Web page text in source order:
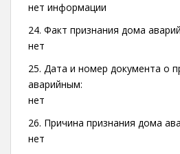
нет информации
24. Факт признания дома
нет
25. Дата и номер документа о
аварийным:
нет
26. Причина признания дома
нет